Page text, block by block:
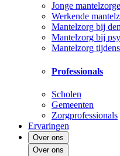
Jonge
Werkende
Mantelzorg bij
Mantelzorg bij
Mantelzorg
Professionals
Scholen
Gemeenten
Zorgprofessionals
Ervaringen
Over ons
Over ons